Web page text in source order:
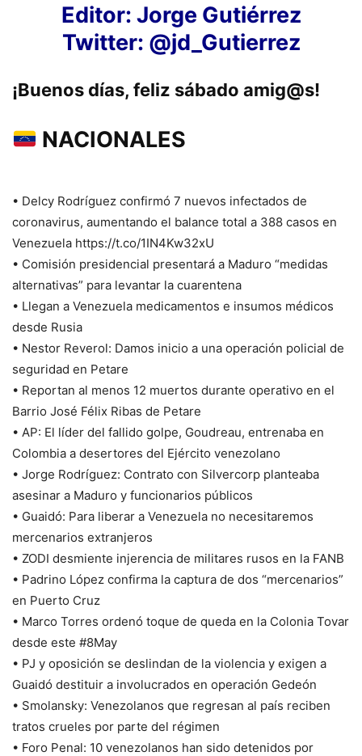
Editor: Jorge Gutiérrez
Twitter: @jd_Gutierrez
¡Buenos días, feliz sábado amig@s!
NACIONALES
• Delcy Rodríguez confirmó 7 nuevos infectados de
coronavirus, aumentando el balance total a 388 casos en
Venezuela https://t.co/1IN4Kw32xU
• Comisión presidencial presentará a Maduro “medidas
alternativas” para levantar la cuarentena
• Llegan a Venezuela medicamentos e insumos médicos
desde Rusia
• Nestor Reverol: Damos inicio a una operación policial de
seguridad en Petare
• Reportan al menos 12 muertos durante operativo en el
Barrio José Félix Ribas de Petare
• AP: El líder del fallido golpe, Goudreau, entrenaba en
Colombia a desertores del Ejército venezolano
• Jorge Rodríguez: Contrato con Silvercorp planteaba
asesinar a Maduro y funcionarios públicos
• Guaidó: Para liberar a Venezuela no necesitaremos
mercenarios extranjeros
• ZODI desmiente injerencia de militares rusos en la FANB
• Padrino López confirma la captura de dos “mercenarios”
en Puerto Cruz
• Marco Torres ordenó toque de queda en la Colonia Tovar
desde este #8May
• PJ y oposición se deslindan de la violencia y exigen a
Guaidó destituir a involucrados en operación Gedeón
• Smolansky: Venezolanos que regresan al país reciben
tratos crueles por parte del régimen
• Foro Penal: 10 venezolanos han sido detenidos por